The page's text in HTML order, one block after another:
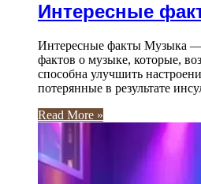
Интересные
Интересные факты Музыка —
фактов о музыке, которые,
способна улучшить
потерянные в результате
Read More »